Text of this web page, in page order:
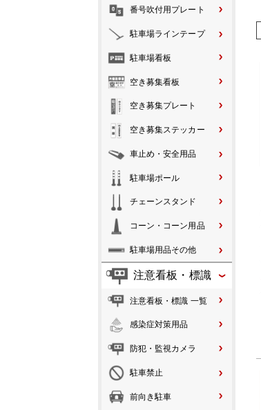
番号吹付用プレート
駐車場ラインテープ
駐車場看板
空き募集看板
空き募集プレート
空き募集ステッカー
車止め・安全用品
駐車場ポール
チェーンスタンド
コーン・コーン用品
駐車場用品その他
注意看板・標識
注意看板・標識 一覧
感染症対策用品
防犯・監視カメラ
駐車禁止
前向き駐車